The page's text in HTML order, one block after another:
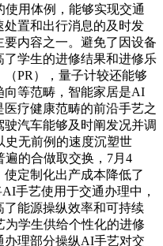
用体例，能够实现交通
置和出行消息的及时发
内容之一。避免了因设备
学生的进修结果和进修乐
PR），量子计较还能够
向等范畴，智能家居是AI
疗健康范畴的前沿手艺之
汽车能够及时阐发况并调
无前例的速度沉塑世
的合做取交换，7月4
定制化出产成本降低了
手艺使用于交通办理中，
能源操纵效率和可持续
学生供给个性化的进修
理部分操纵AI手艺对交